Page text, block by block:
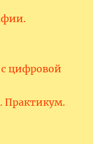
цифровой
Практикум.